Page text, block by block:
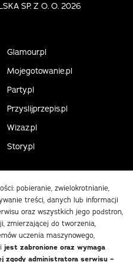
SP. Z O. O. 2026
Glamour.pl
Mojegotowanie.pl
Party.pl
Przyslijprzepis.pl
Wizaz.pl
Story.pl
pobieranie, zwielokrotnianie,
treści, danych lub informacji
oraz wszystkich jego podstron,
zmierzającej do tworzenia,
uczenia maszynowego,
jest zabronione oraz wymaga
zgody administratora serwisu –